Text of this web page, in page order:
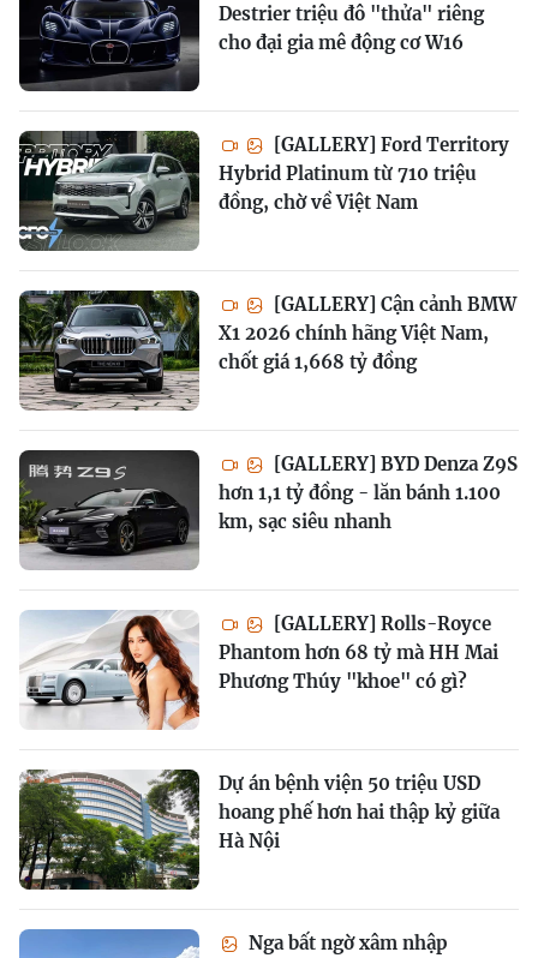
Destrier triệu đô "thửa" riêng
cho đại gia mê động cơ W16
[GALLERY] Ford Territory
Hybrid Platinum từ 710 triệu
đồng, chờ về Việt Nam
[GALLERY] Cận cảnh BMW
X1 2026 chính hãng Việt Nam,
chốt giá 1,668 tỷ đồng
[GALLERY] BYD Denza Z9S
hơn 1,1 tỷ đồng - lăn bánh 1.100
km, sạc siêu nhanh
[GALLERY] Rolls-Royce
Phantom hơn 68 tỷ mà HH Mai
Phương Thúy "khoe" có gì?
Dự án bệnh viện 50 triệu USD
hoang phế hơn hai thập kỷ giữa
Hà Nội
Nga bất ngờ xâm nhập